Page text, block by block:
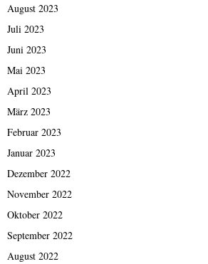
August 2023
Juli 2023
Juni 2023
Mai 2023
April 2023
März 2023
Februar 2023
Januar 2023
Dezember 2022
November 2022
Oktober 2022
September 2022
August 2022